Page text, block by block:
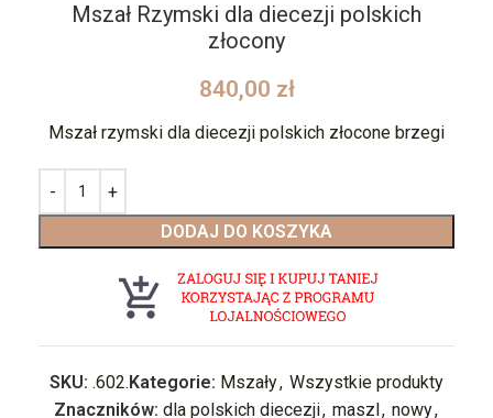
Mszał Rzymski dla diecezji polskich
złocony
840,00 zł
Mszał rzymski dla diecezji polskich złocone brzegi
DODAJ DO KOSZYKA
SKU: .602.Kategorie: Mszały, Wszystkie produkty
Znaczników: dla polskich diecezji, maszl, nowy,